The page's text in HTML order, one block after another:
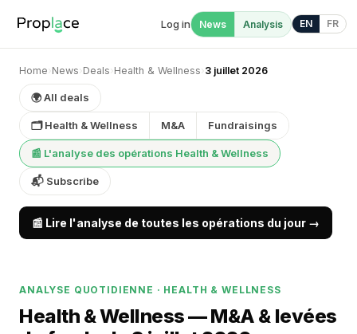
Log in News Analysis EN FR
Home› News› Deals› Health & Wellness› 3 juillet 2026
🌍 All deals
🗂 Health & Wellness M&A Fundraisings
📰 L'analyse des opérations Health & Wellness
📬 Subscribe
📰 Lire l'analyse de toutes les opérations du jour →
ANALYSE QUOTIDIENNE · HEALTH & WELLNESS
Health & Wellness — M&A & levées